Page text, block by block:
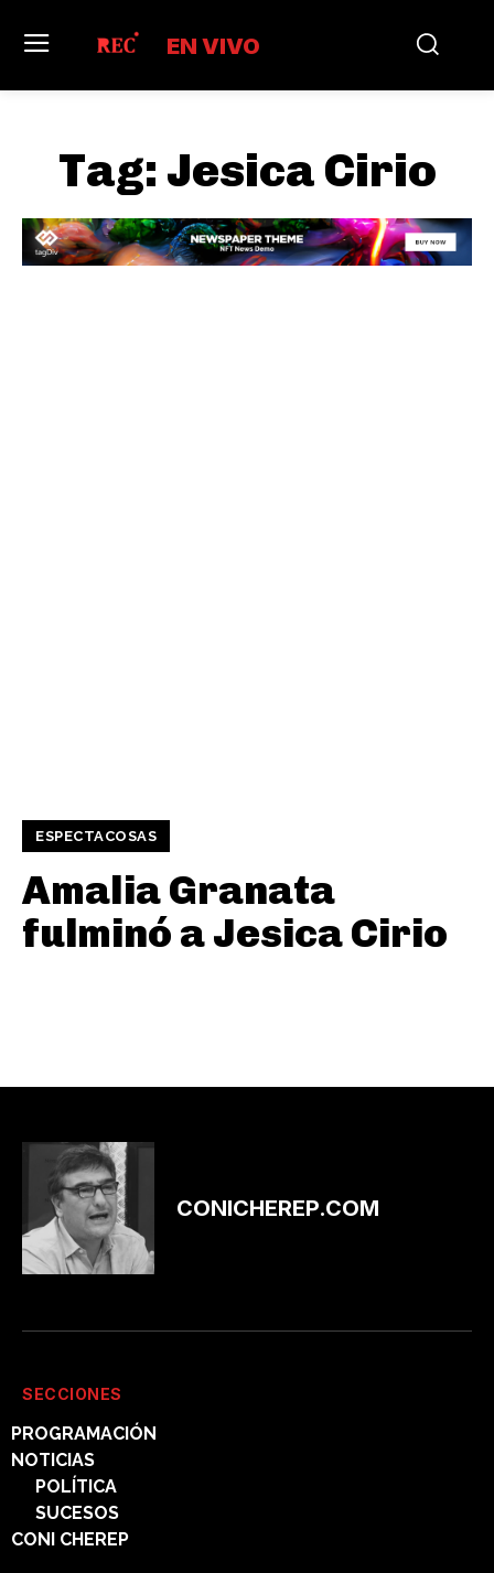
EN VIVO
Tag: Jesica Cirio
ESPECTACOSAS
Amalia Granata
fulminó a Jesica Cirio
CONICHEREP.COM
SECCIONES
PROGRAMACIÓN
NOTICIAS
POLÍTICA
SUCESOS
CONI CHEREP